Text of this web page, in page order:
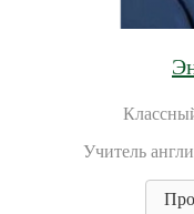
Учитель